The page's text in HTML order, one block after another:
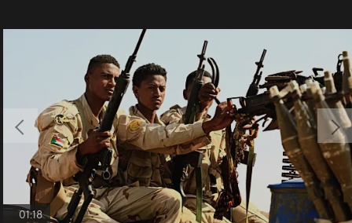
01:18